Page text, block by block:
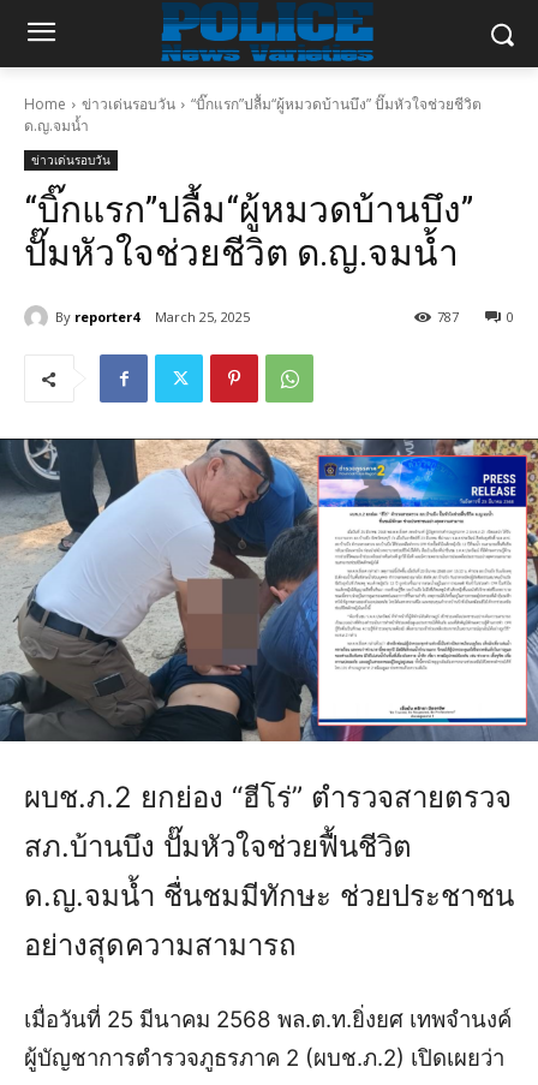
Home ข่าวเด่นรอบวัน
“บิ๊กแรก”ปลื้ม“ผู้หมวดบ้านบึง” ปั๊มหัวใจช่วยชีวิต
ด.ญ.จมน้ำ
ข่าวเด่นรอบวัน
“บิ๊กแรก”ปลื้ม“ผู้หมวดบ้านบึง”
ปั๊มหัวใจช่วยชีวิต ด.ญ.จมน้ำ
By reporter4 March 25, 2025 0
787
ผบช.ภ.2 ยกย่อง “ฮีโร่” ตำรวจสายตรวจ
สภ.บ้านบึง ปั๊มหัวใจช่วยฟื้นชีวิต
ด.ญ.จมน้ำ ชื่นชมมีทักษะ ช่วยประชาชน
อย่างสุดความสามารถ
เมื่อวันที่ 25 มีนาคม 2568 พล.ต.ท.ยิ่งยศ เทพจำนงค์
ผู้บัญชาการตำรวจภูธรภาค 2 (ผบช.ภ.2) เปิดเผยว่า